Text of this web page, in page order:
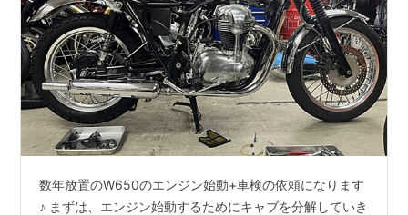
数年放置のW650のエンジン始動+車検の依頼になります
♪ まずは、エンジン始動するためにキャブを分解していき